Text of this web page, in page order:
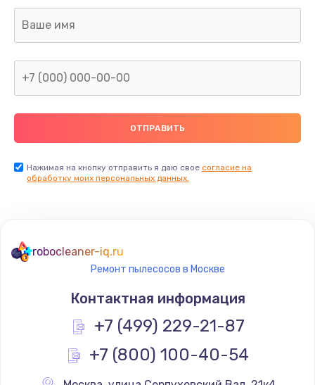
Заказать
Ремонт капиллярной трубки
400 руб.
Заказать
1200 руб.
Заказать
Замена реле
Нажимая на кнопку отправить я даю свое согласие на
обработку моих персональных данных.
robocleaner-iq.ru
Ремонт пылесосов в Москве
Контактная информация
+7 (499) 229-21-87
+7 (800) 100-40-54